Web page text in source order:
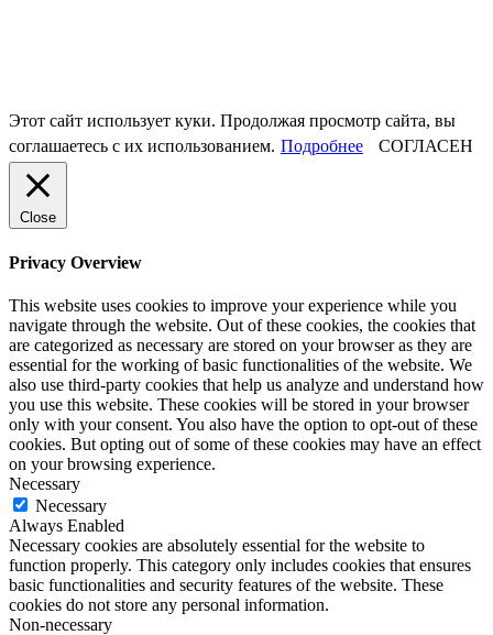
Этот сайт использует куки. Продолжая просмотр сайта, вы
соглашаетесь с их использованием. Подробнее СОГЛАСЕН
Close
Privacy Overview
This website uses cookies to improve your experience while you
navigate through the website. Out of these cookies, the cookies that
are categorized as necessary are stored on your browser as they are
essential for the working of basic functionalities of the website. We
also use third-party cookies that help us analyze and understand how
you use this website. These cookies will be stored in your browser
only with your consent. You also have the option to opt-out of these
cookies. But opting out of some of these cookies may have an effect
on your browsing experience.
Necessary
Necessary
Always Enabled
Necessary cookies are absolutely essential for the website to
function properly. This category only includes cookies that ensures
basic functionalities and security features of the website. These
cookies do not store any personal information.
Non-necessary